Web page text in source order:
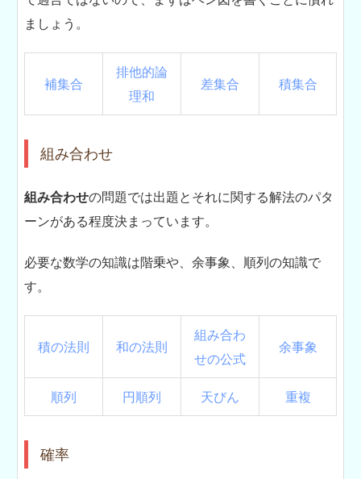
ましょう。
補集合
排他的論
理和
差集合 積集合
組み合わせ
組み合わせの問題では出題とそれに関する解法のパタ
ーンがある程度決まっています。
必要な数学の知識は階乗や、余事象、順列の知識で
す。
積の法則 和の法則
組み合わ
せの公式
余事象
順列 円順列 天びん 重複
確率